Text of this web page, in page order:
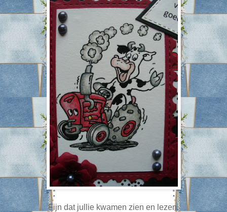
Fijn dat jullie kwamen zien en lezen.